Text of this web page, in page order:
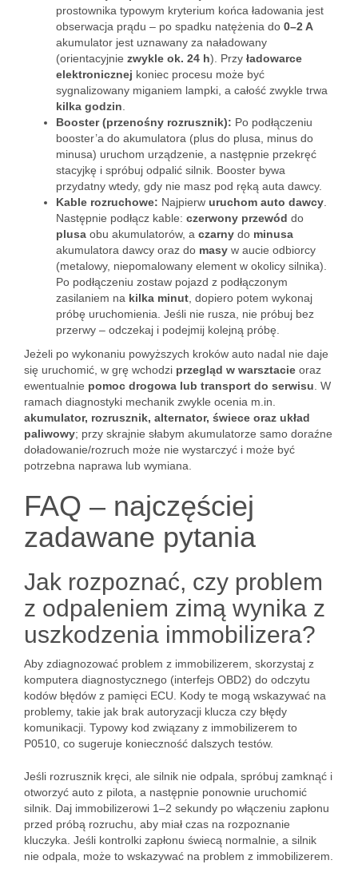
prostownika typowym kryterium końca ładowania jest
obserwacja prądu – po spadku natężenia do 0–2 A
akumulator jest uznawany za naładowany
(orientacyjnie zwykle ok. 24 h). Przy ładowarce
elektronicznej koniec procesu może być
sygnalizowany miganiem lampki, a całość zwykle trwa
kilka godzin
Booster (przenośny rozrusznik): Po podłączeniu
booster’a do akumulatora (plus do plusa, minus do
minusa) uruchom urządzenie, a następnie przekręć
stacyjkę i spróbuj odpalić silnik. Booster bywa
przydatny wtedy, gdy nie masz pod ręką auta dawcy.
Kable rozruchowe: Najpierw uruchom auto dawcy
Następnie podłącz kable: czerwony przewód do
plusa obu akumulatorów, a czarny do minusa
akumulatora dawcy oraz do masy w aucie odbiorcy
(metalowy, niepomalowany element w okolicy silnika).
Po podłączeniu zostaw pojazd z podłączonym
zasilaniem na kilka minut , dopiero potem wykonaj
próbę uruchomienia. Jeśli nie rusza, nie próbuj bez
przerwy – odczekaj i podejmij kolejną próbę.
Jeżeli po wykonaniu powyższych kroków auto nadal nie daje
się uruchomić, w grę wchodzi przegląd w warsztacie oraz
ewentualnie pomoc drogowa lub transport do serwisu . W
ramach diagnostyki mechanik zwykle ocenia m.in.
akumulator, rozrusznik, alternator, świece oraz układ
paliwowy; przy skrajnie słabym akumulatorze samo doraźne
doładowanie/rozruch może nie wystarczyć i może być
potrzebna naprawa lub wymiana.
FAQ – najczęściej
zadawane pytania
Jak rozpoznać, czy problem
z odpaleniem zimą wynika z
uszkodzenia immobilizera?
Aby zdiagnozować problem z immobilizerem, skorzystaj z
komputera diagnostycznego (interfejs OBD2) do odczytu
kodów błędów z pamięci ECU. Kody te mogą wskazywać na
problemy, takie jak brak autoryzacji klucza czy błędy
komunikacji. Typowy kod związany z immobilizerem to
P0510, co sugeruje konieczność dalszych testów.
Jeśli rozrusznik kręci, ale silnik nie odpala, spróbuj zamknąć i
otworzyć auto z pilota, a następnie ponownie uruchomić
silnik. Daj immobilizerowi 1–2 sekundy po włączeniu zapłonu
przed próbą rozruchu, aby miał czas na rozpoznanie
kluczyka. Jeśli kontrolki zapłonu świecą normalnie, a silnik
nie odpala, może to wskazywać na problem z immobilizerem.